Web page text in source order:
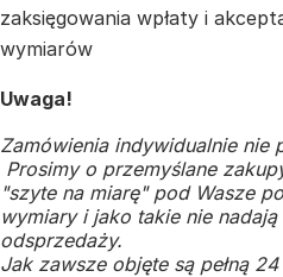
zaksięgowania wpłaty i
wymiarów
Uwaga!
Zamówienia indywidualnie nie
Prosimy o przemyślane
"szyte na miarę" pod Wasze
wymiary i jako takie nie
odsprzedaży.
Jak zawsze objęte są pełną